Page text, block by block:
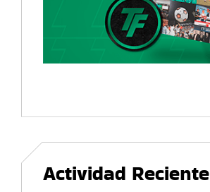
Actividad Reciente